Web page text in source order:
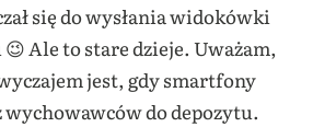
się do wysłania widokówki
Ale to stare dzieje. Uważam,
jest, gdy smartfony
wychowawców do depozytu.